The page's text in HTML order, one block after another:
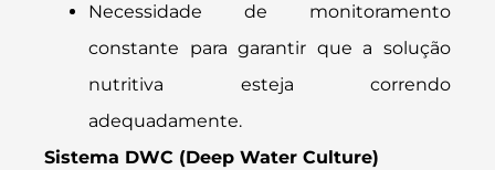
Necessidade de monitoramento
constante para garantir que a solução
nutritiva esteja correndo
adequadamente.
Sistema DWC (Deep Water Culture)